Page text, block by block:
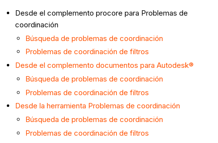
Desde el complemento procore para Problemas de
coordinación
Búsqueda de problemas de coordinación
Problemas de coordinación de filtros
Desde el complemento documentos para Autodesk®
Búsqueda de problemas de coordinación
Problemas de coordinación de filtros
Desde la herramienta Problemas de coordinación
Búsqueda de problemas de coordinación
Problemas de coordinación de filtros